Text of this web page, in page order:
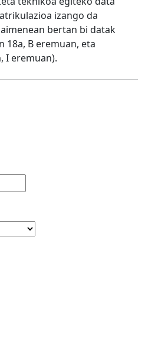
izango da
bertan bi datak
18a, B eremuan, eta
I eremuan).